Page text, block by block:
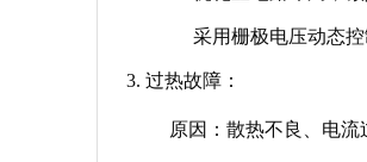
采用栅极电压动态控
过热故障 ：
原因 ：散热不良、电流